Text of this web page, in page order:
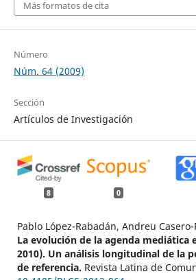
Más formatos de cita
Número
Núm. 64 (2009)
Sección
Artículos de Investigación
8 0
Pablo López-Rabadán, Andreu
La evolución de la agenda mediática
2010). Un análisis longitudinal de la
de referencia. Revista Latina de